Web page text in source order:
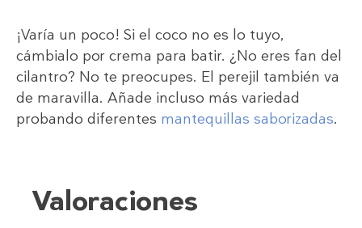
¡Varía un poco! Si el coco no es lo tuyo,
cámbialo por crema para batir. ¿No eres fan del
cilantro? No te preocupes. El perejil también va
de maravilla. Añade incluso más variedad
probando diferentes mantequillas saborizadas.
Valoraciones